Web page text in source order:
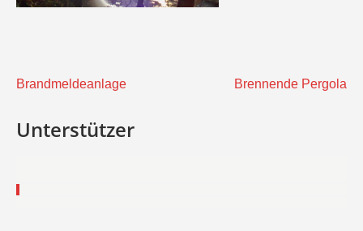
Beitragsnavigation
Brandmeldeanlage Brennende Pergola
Unterstützer